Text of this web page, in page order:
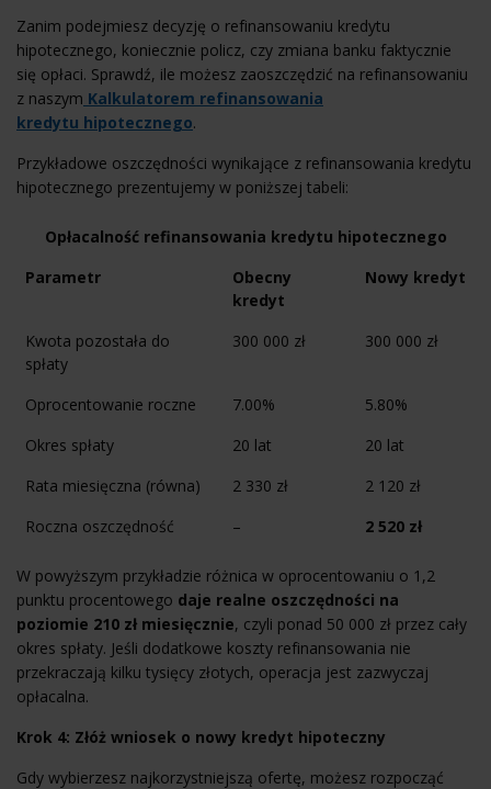
Zanim podejmiesz decyzję o refinansowaniu kredytu
hipotecznego, koniecznie policz, czy zmiana banku faktycznie
się opłaci. Sprawdź, ile możesz zaoszczędzić na refinansowaniu
z naszym Kalkulatorem refinansowania
kredytu hipotecznego.
Przykładowe oszczędności wynikające z refinansowania kredytu
hipotecznego prezentujemy w poniższej tabeli:
Opłacalność refinansowania kredytu hipotecznego
Parametr
Obecny
kredyt
Nowy kredyt
Kwota pozostała do
spłaty
300 000 zł 300 000 zł
Oprocentowanie roczne 7.00%
5.80%
Okres spłaty
20 lat
20 lat
Rata miesięczna (równa)
2 330 zł
2 120 zł
Roczna oszczędność
– 2 520 zł
W powyższym przykładzie różnica w oprocentowaniu o 1,2
punktu procentowego daje realne oszczędności na
poziomie 210 zł miesięcznie, czyli ponad 50 000 zł przez cały
okres spłaty. Jeśli dodatkowe koszty refinansowania nie
przekraczają kilku tysięcy złotych, operacja jest zazwyczaj
opłacalna.
Krok 4: Złóż wniosek o nowy kredyt hipoteczny
Gdy wybierzesz najkorzystniejszą ofertę, możesz rozpocząć